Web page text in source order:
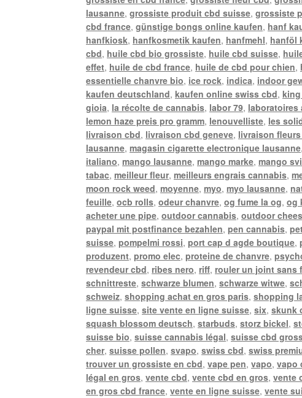
lausanne,grossiste produit cbd suisse,grossiste
cbd france,günstige bongs online kaufen, hanf
hanfkiosk, hanfkosmetik kaufen, hanfmehl, hanföl
cbd, huile cbd bio grossiste, huile cbd suisse,
effet, huile de cbd france, huile de cbd pour chien,
essentielle chanvre bio, ice rock, indica, indoor
kaufen deutschland,kaufen online swiss cbd,
gioia, la récolte de cannabis, labor 79, laboratoires
lemon haze preis pro gramm, lenouvelliste, les
livraison cbd, livraison cbd geneve, livraison
lausanne,magasin cigarette electronique lausanne
italiano,mango lausanne,mango marke,mango
tabac,meilleur fleur,meilleurs engrais cannabis,
moon rock weed,moyenne,myo,myo lausanne,
feuille,ocb rolls,odeur chanvre,og fume la og,og
acheter une pipe,outdoor cannabis,outdoor
paypal mit postfinance bezahlen,pen cannabis,
suisse,pompelmi rossi,port cap d agde boutique,
produzent,promo elec,proteine de chanvre,
revendeur cbd, ribes nero, riff, rouler un joint sans
schnittreste,schwarze blumen,schwarze witwe,
schweiz,shopping achat en gros paris,shopping
ligne suisse,site vente en ligne suisse,six,skunk
squash blossom deutsch,starbuds,storz bickel,
suisse bio,suisse cannabis légal,suisse cbd
cher,suisse pollen,svapo,swiss cbd,swiss
trouver un grossiste en cbd,vape pen,vapo,vapo
légal en gros,vente cbd,vente cbd en gros,vente
en gros cbd france,vente en ligne suisse,vente